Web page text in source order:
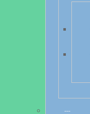
---